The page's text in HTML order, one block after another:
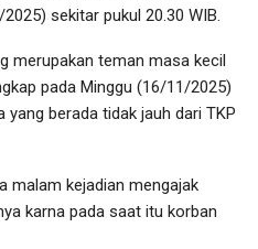
sekitar pukul 20.30 WIB.
merupakan teman masa kecil
pada Minggu (16/11/2025)
berada tidak jauh dari TKP
malam kejadian mengajak
karna pada saat itu korban